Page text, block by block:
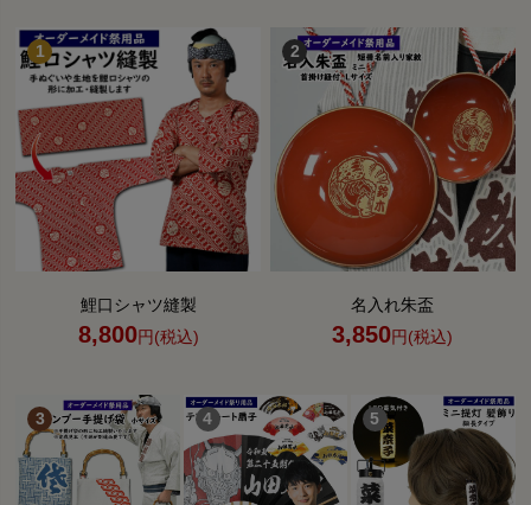
鯉口シャツ縫製
8,800円(税込)
名入れ朱盃
3,850円(税込)